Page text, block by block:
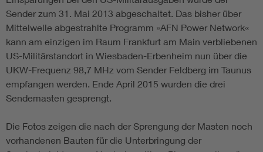
Sender zum 31. Mai 2013 abgeschaltet. Das bisher über
Mittelwelle abgestrahlte Programm »AFN Power Network«
kann am einzigen im Raum Frankfurt am Main verbliebenen
US-Militärstandort in Wiesbaden-Erbenheim nun über die
UKW-Frequenz 98,7 MHz vom Sender Feldberg im Taunus
empfangen werden. Ende April 2015 wurden die drei
Sendemasten gesprengt.
Die Fotos zeigen die nach der Sprengung der Masten noch
vorhandenen Bauten für die Unterbringung der